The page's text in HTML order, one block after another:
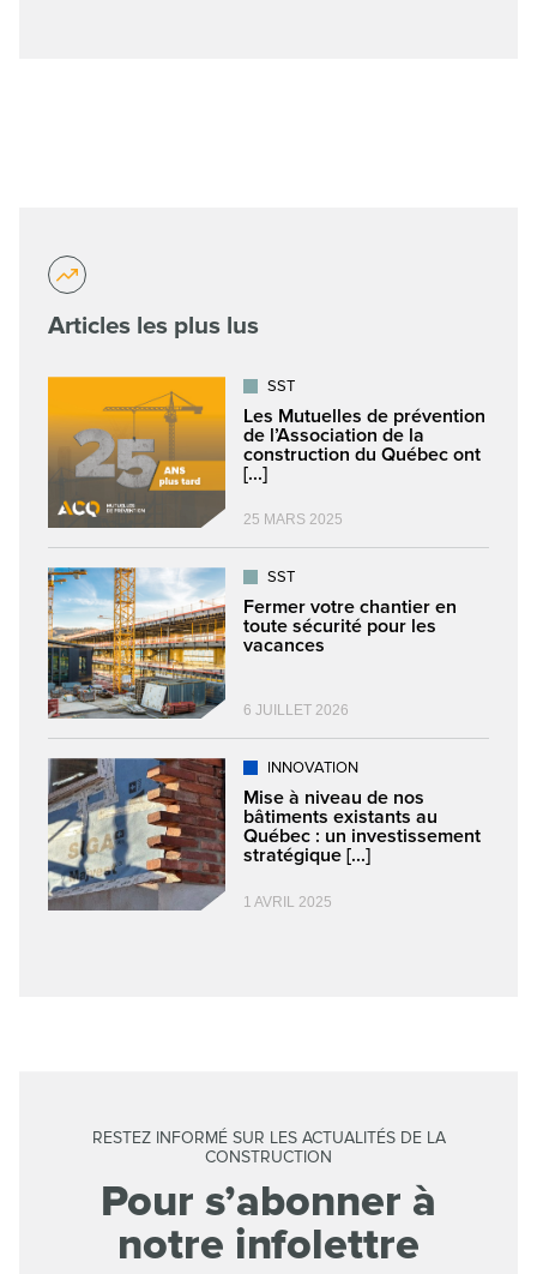
Articles les plus lus
SST
Les Mutuelles de prévention
de l’Association de la
construction du Québec ont
[...]
25 MARS 2025
SST
Fermer votre chantier en
toute sécurité pour les
vacances
6 JUILLET 2026
INNOVATION
Mise à niveau de nos
bâtiments existants au
Québec : un investissement
stratégique [...]
1 AVRIL 2025
RESTEZ INFORMÉ SUR LES ACTUALITÉS DE LA
CONSTRUCTION
Pour s’abonner à
notre infolettre